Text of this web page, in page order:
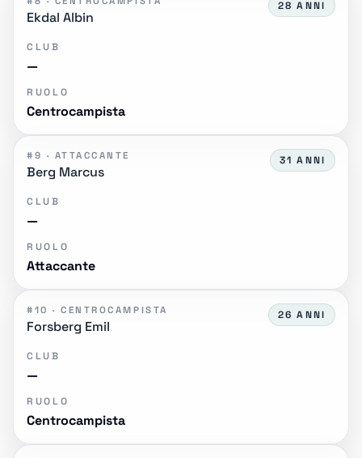
Ekdal Albin
28 ANNI
CLUB
—
RUOLO
Centrocampista
#9 · ATTACCANTE
Berg Marcus
31 ANNI
CLUB
—
RUOLO
Attaccante
#10 · CENTROCAMPISTA
Forsberg Emil
26 ANNI
CLUB
—
RUOLO
Centrocampista